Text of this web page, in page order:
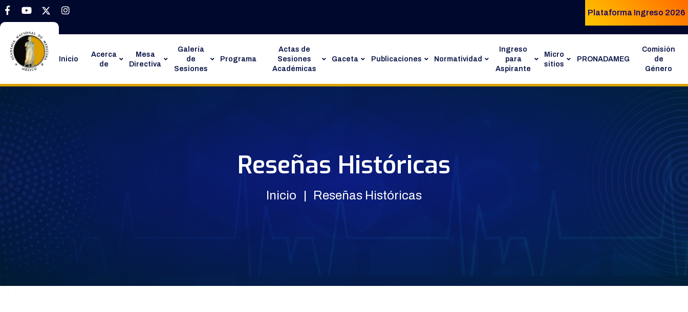
Plataforma Ingreso 2026
Inicio
Acerca
de
Mesa
Directiva
Galería
de
Sesiones
Programa
Actas de
Sesiones
Académicas
Gaceta Publicaciones Normatividad
Ingreso
para
Aspirante
Micro
sitios
PRONADAMEG
Comisión
de
Género
Reseñas Históricas
Inicio Reseñas Históricas